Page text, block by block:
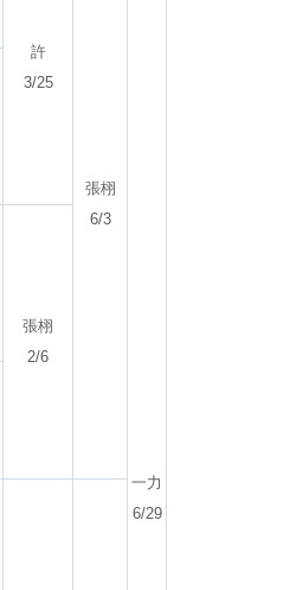
許
3/25
張栩
6/3
一力
6/29
張栩
2/6